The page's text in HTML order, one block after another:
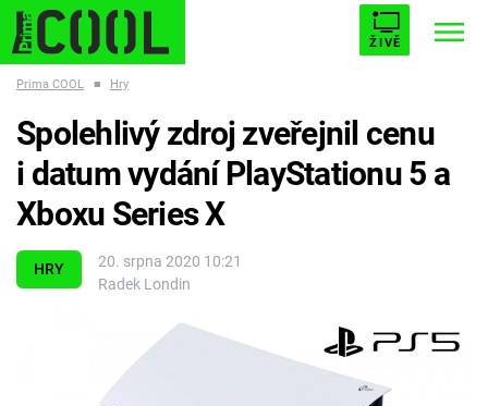
ŽIVĚ
ESCAPE PLNEJ KOTEL AVENGERS 5
Témata
Prima COOL ■ Hry
HRY
20. srpna 2020 10:21
Radek Londin
Spolehlivý zdroj zveřejnil cenu
i datum vydání PlayStationu 5 a
Xboxu Series X